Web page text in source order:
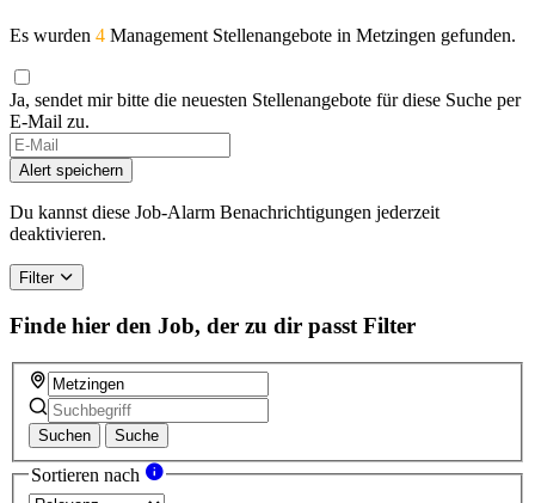
Es wurden 4 Management Stellenangebote in Metzingen gefunden.
Ja, sendet mir bitte die neuesten Stellenangebote für diese Suche per
E-Mail zu.
If
you
are
a
human,
this
field
Alert speichern
Du kannst diese Job-Alarm Benachrichtigungen jederzeit
deaktivieren.
Filter
Finde hier den Job, der zu dir passt Filter
Suchen Suche
Sortieren nach